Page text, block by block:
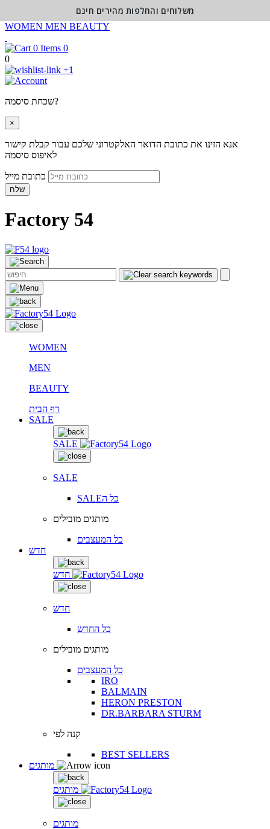
WOMEN MEN BEAUTY
0
0
+1
שכחת סיסמה?
×
אנא הזינו את כתובת הדואר האלקטרוני שלכם עבור קבלת קישור
לאיפוס סיסמה
שלח
Factory 54
WOMEN
MEN
BEAUTY
דף הבית
SALE
SALE
SALE
SALEכל ה
מותגים מובילים
כל המעצבים
חדש
חדש
חדש
כל החדש
מותגים מובילים
כל המעצבים
IRO
BALMAIN
HERON PRESTON
DR.BARBARA STURM
קנה לפי
BEST SELLERS
מותגים
מותגים
משלוחים והחלפות מהירים חינם